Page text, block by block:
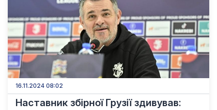
16.11.2024 08:02
Наставник збірної Грузії здивував: